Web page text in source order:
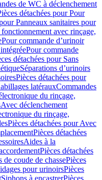
de WC à déclenchement
détachées pour Pour
Panneaux sanitaires pour
avec rinçage,
Pour commande d’urinoir
Pour commande
détachées pour Sans
Séparations d’urinoirs
Pièces détachées pour
latérauxCommandes
du rinçage,
Avec déclenchement
du rinçage,
Pièces détachées pour Avec
Pièces détachées
Aides à la
Pièces détachées
de coude de chassePièces
pour urinoirsPièces
Siphons à encastrerPièces